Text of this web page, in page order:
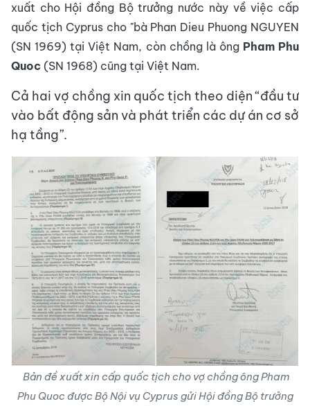
xuất cho Hội đồng Bộ trưởng nước này về việc cấp
quốc tịch Cyprus cho "bà Phan Dieu Phuong NGUYEN
(SN 1969) tại Việt Nam, còn chồng là ông Pham Phu
Quoc (SN 1968) cũng tại Việt Nam.
Cả hai vợ chồng xin quốc tịch theo diện “đầu tư
vào bất động sản và phát triển các dự án cơ sở
hạ tầng”.
Bản đề xuất xin cấp quốc tịch cho vợ chồng ông Pham
Phu Quoc được Bộ Nội vụ Cyprus gửi Hội đồng Bộ trưởng